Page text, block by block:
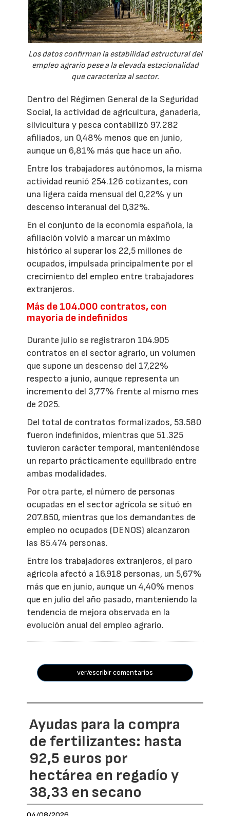
Los datos confirman la estabilidad estructural del
empleo agrario pese a la elevada estacionalidad
que caracteriza al sector.
Dentro del Régimen General de la Seguridad
Social, la actividad de agricultura, ganadería,
silvicultura y pesca contabilizó 97.282
afiliados, un 0,48% menos que en junio,
aunque un 6,81% más que hace un año.
Entre los trabajadores autónomos, la misma
actividad reunió 254.126 cotizantes, con
una ligera caída mensual del 0,22% y un
descenso interanual del 0,32%.
En el conjunto de la economía española, la
afiliación volvió a marcar un máximo
histórico al superar los 22,5 millones de
ocupados, impulsada principalmente por el
crecimiento del empleo entre trabajadores
extranjeros.
Más de 104.000 contratos, con
mayoría de indefinidos
Durante julio se registraron 104.905
contratos en el sector agrario, un volumen
que supone un descenso del 17,22%
respecto a junio, aunque representa un
incremento del 3,77% frente al mismo mes
de 2025.
Del total de contratos formalizados, 53.580
fueron indefinidos, mientras que 51.325
tuvieron carácter temporal, manteniéndose
un reparto prácticamente equilibrado entre
ambas modalidades.
Por otra parte, el número de personas
ocupadas en el sector agrícola se situó en
207.850, mientras que los demandantes de
empleo no ocupados (DENOS) alcanzaron
las 85.474 personas.
Entre los trabajadores extranjeros, el paro
agrícola afectó a 16.918 personas, un 5,67%
más que en junio, aunque un 4,40% menos
que en julio del año pasado, manteniendo la
tendencia de mejora observada en la
evolución anual del empleo agrario.
ver/escribir comentarios
Ayudas para la compra
de fertilizantes: hasta
92,5 euros por
hectárea en regadío y
38,33 en secano